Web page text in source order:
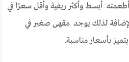
أبسط وأكثر ريفية وأقل سعرًا في
بالإضافة لذلك يوجد مقهى صغير في
بأسعار مناسبة.